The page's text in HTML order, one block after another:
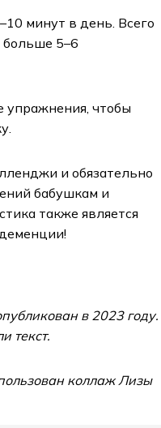
минут в день. Всего
5–6
упражнения, чтобы
и обязательно
бабушкам и
также является
в 2023 году.
текст.
коллаж Лизы